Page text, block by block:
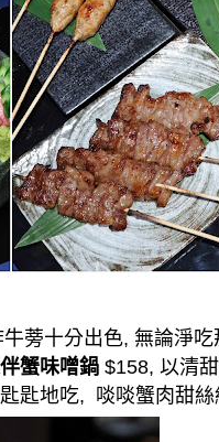
牛蒡十分出色, 無論淨吃
蟹味噌鍋 $158, 以清
匙地吃, 啖啖蟹肉甜絲